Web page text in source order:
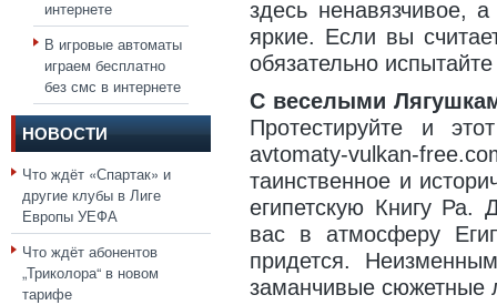
интернете
В игровые автоматы
играем бесплатно
без смс в интернете
НОВОСТИ
Что ждёт «Спартак» и
другие клубы в Лиге
Европы УЕФА
Что ждёт абонентов
„Триколора“ в новом
тарифе
здесь ненавязчивое,
яркие. Если вы
обязательно
С веселыми
Протестируйте и
avtomaty-vulkan-
таинственное и
египетскую Книгу Ра.
вас в атмосферу
придется.
заманчивые сюжетные